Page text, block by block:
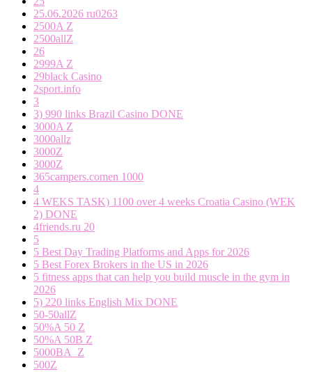
25.06.2026 ru0263
2500A Z
2500allZ
26
2999A Z
29black Casino
2sport.info
3
3) 990 links Brazil Casino DONE
3000A Z
3000allz
3000Z
3000Z
365campers.comen 1000
4
4 WEKS TASK) 1100 over 4 weeks Croatia Casino (WEK
2) DONE
4friends.ru 20
5
5 Best Day Trading Platforms and Apps for 2026
5 Best Forex Brokers in the US in 2026
5 fitness apps that can help you build muscle in the gym in
2026
5) 220 links English Mix DONE
50-50allZ
50%A 50 Z
50%A 50B Z
5000BA_Z
500Z